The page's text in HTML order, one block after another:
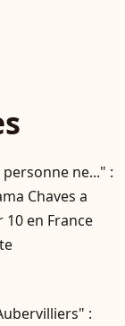
personne ne..." :
Chaves a
en France
: